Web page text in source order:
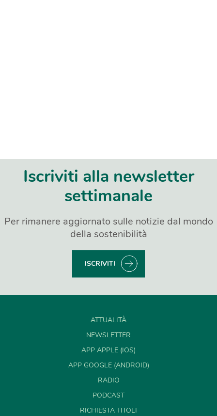
Iscriviti alla newsletter
settimanale
Per rimanere aggiornato sulle notizie dal mondo
della sostenibilità
ISCRIVITI
ATTUALITÀ
NEWSLETTER
APP APPLE (IOS)
APP GOOGLE (ANDROID)
RADIO
PODCAST
RICHIESTA TITOLI